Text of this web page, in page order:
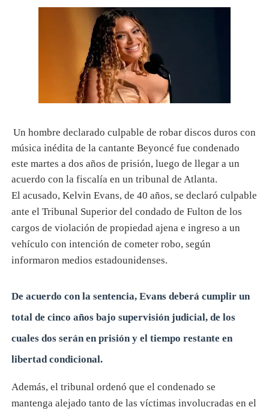
Un hombre declarado culpable de robar discos duros con
música inédita de la cantante Beyoncé fue condenado
este martes a dos años de prisión, luego de llegar a un
acuerdo con la fiscalía en un tribunal de Atlanta.
El acusado, Kelvin Evans, de 40 años, se declaró culpable
ante el Tribunal Superior del condado de Fulton de los
cargos de violación de propiedad ajena e ingreso a un
vehículo con intención de cometer robo, según
informaron medios estadounidenses.
De acuerdo con la sentencia, Evans deberá cumplir un
total de cinco años bajo supervisión judicial, de los
cuales dos serán en prisión y el tiempo restante en
libertad condicional.
Además, el tribunal ordenó que el condenado se
mantenga alejado tanto de las víctimas involucradas en el